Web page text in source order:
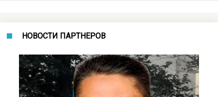
НОВОСТИ ПАРТНЕРОВ